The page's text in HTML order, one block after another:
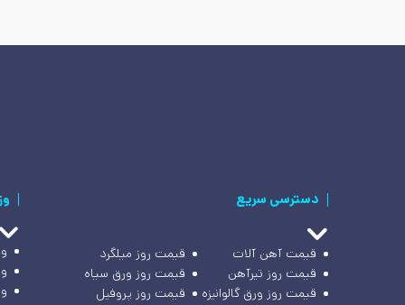
دسترسی سریع
قیمت آهن آلات
قیمت روز میلگرد
قیمت روز تیرآهن
قیمت روز ورق سیاه
قیمت روز ورق گالوانیزه
قیمت روز پروفیل